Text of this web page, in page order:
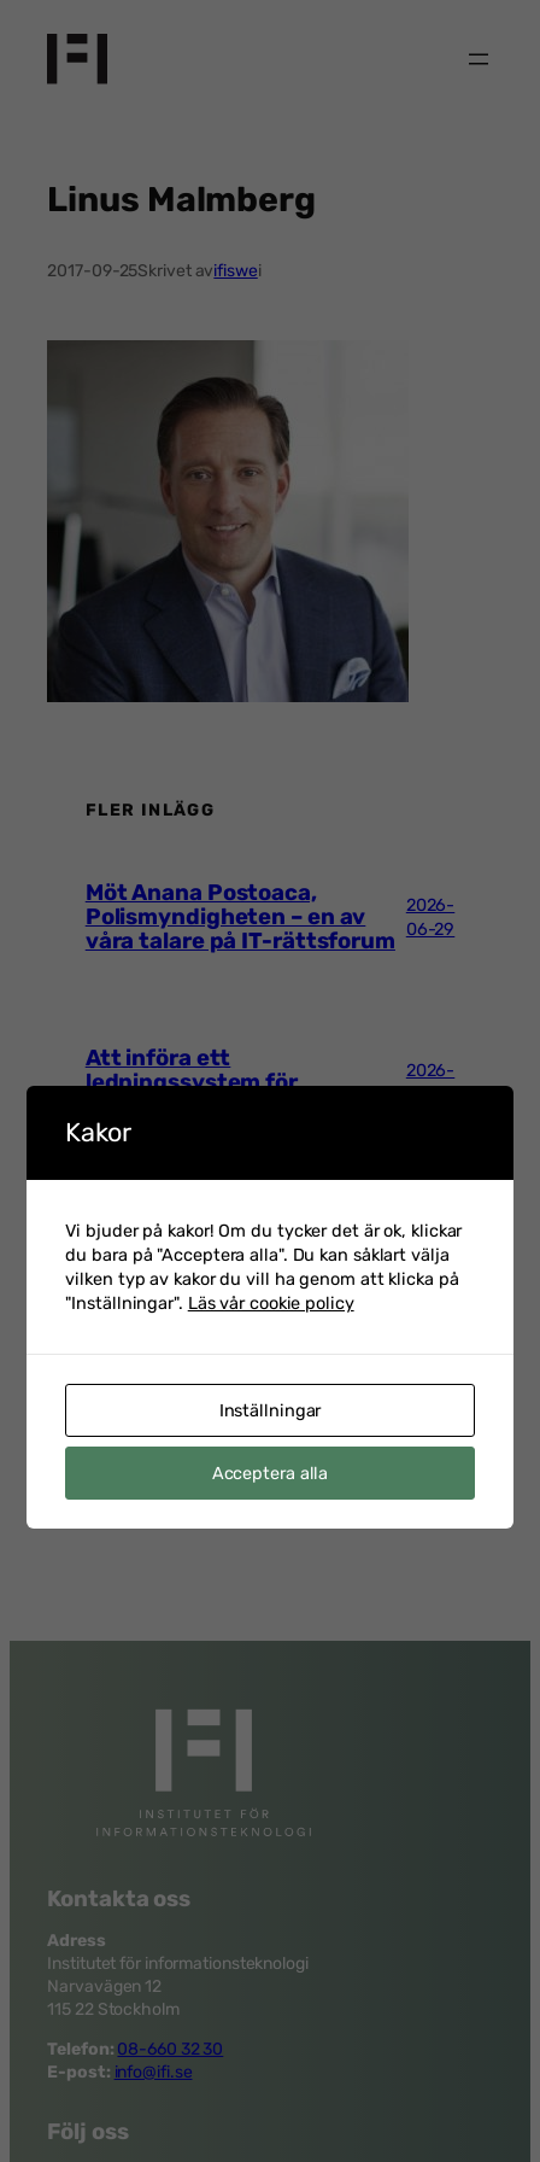
innehåll
Linus Malmberg
2017-09-25Skrivet avifiswei
FLER INLÄGG
Möt Anana Postoaca,
Polismyndigheten – en av
våra talare på IT-rättsforum
2026-
06-29
Att införa ett
ledningssystem för
2026-
Talarintervju inför Hot &
Säkerhet 2026 med Petra
Klein som är CSO på
Swedbank
2026-
02-23
Talarintervju inför
Personalsäkerhetsdagen
med Emelie Staaf Karifjord
Head of Security Vetting &
Support på Saab
2026-
Kontakta oss
Adress
Institutet för informationsteknologi
Narvavägen 12
115 22 Stockholm
Telefon: 08-660 32 30
E-post: info@ifi.se
Följ oss
Kakor
Vi bjuder på kakor! Om du tycker det är ok, klickar
du bara på "Acceptera alla". Du kan såklart välja
vilken typ av kakor du vill ha genom att klicka på
"Inställningar". Läs vår cookie policy
Inställningar
Acceptera alla